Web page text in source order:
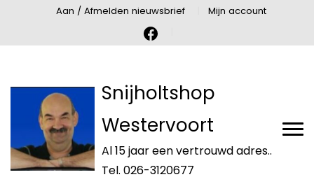
Aan / Afmelden nieuwsbrief Mijn account
Snijholtshop
Westervoort
Al 15 jaar een vertrouwd adres..
Tel. 026-3120677